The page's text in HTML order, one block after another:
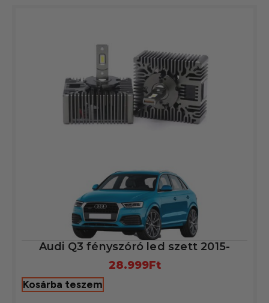
Audi Q3 fényszóró led szett 2015-
28.999Ft
Kosárba teszem